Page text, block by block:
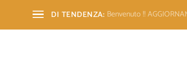
DI TENDENZA: Benvenuto !!